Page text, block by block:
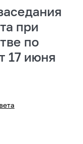
при
по
17 июня